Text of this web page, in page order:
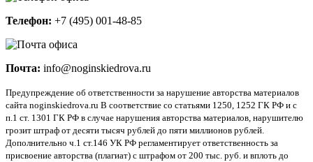
Телефон: +7 (495) 001-48-85
Почта: info@noginskiedrova.ru
Предупреждение об ответственности за нарушение авторства материалов
сайта noginskiedrova.ru В соответствие со статьями 1250, 1252 ГК РФ и с
п.1 ст. 1301 ГК РФ в случае нарушения авторства материалов, нарушителю
грозит штраф от десяти тысяч рублей до пяти миллионов рублей.
Дополнительно ч.1 ст.146 УК РФ регламентирует ответственность за
присвоение авторства (плагиат) с штрафом от 200 тыс. руб. и вплоть до